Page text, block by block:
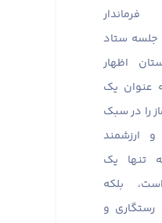
جلسه ستاد
اظهار
عنوان یک
را در سبک
ارزشمند
تنها یک
بلکه
و